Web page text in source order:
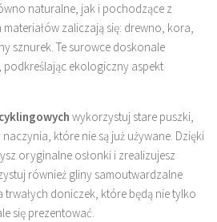
naturalne, jak i pochodzące z
zaliczają się: drewno, kora,
sznurek. Te surowce doskonale
podkreślając ekologiczny aspekt
wykorzystuj stare puszki,
które nie są już używane. Dzięki
oryginalne osłonki i zrealizujesz
również gliny samoutwardzalne
doniczek, które będą nie tylko
się prezentować.